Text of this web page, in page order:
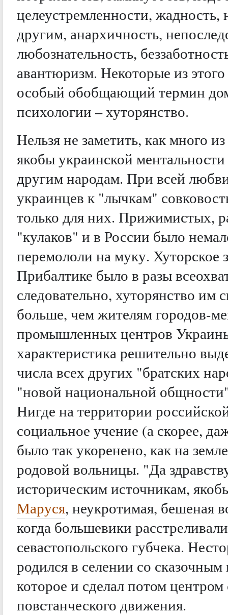
целеустремленности, жадность,
другим, анархичность,
любознательность,
авантюризм. Некоторые из
особый обобщающий термин
психологии – хуторянство.
Нельзя не заметить, как много
якобы украинской
другим народам. При всей
украинцев к "лычкам"
только для них. Прижимистых,
"кулаков" и в России было
перемололи на муку. Хуторское
Прибалтике было в разы
следовательно, хуторянство им
больше, чем жителям городов-
промышленных центров
характеристика решительно
числа всех других "братских
"новой национальной
Нигде на территории
социальное учение (а скорее,
было так укоренено, как на
родовой вольницы. "Да
историческим источникам,
Маруся, неукротимая, бешеная
когда большевики
севастопольского губчека.
родился в селении со
которое и сделал потом центром
повстанческого движения.